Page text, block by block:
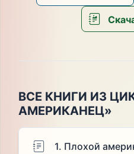
ВСЕ КНИГИ ИЗ
АМЕРИКАНЕЦ»
1. Плохой